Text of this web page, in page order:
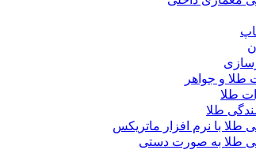
و جواهر
طلا
طلا
طلا با نرم افزار ماتریکس
طلا به صورت دستی